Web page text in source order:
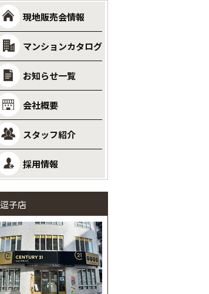
現地販売会情報
マンションカタログ
お知らせ一覧
会社概要
スタッフ紹介
採用情報
逗子店